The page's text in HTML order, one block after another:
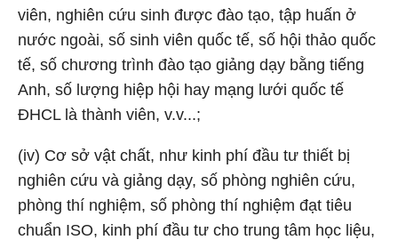
viên, nghiên cứu sinh được đào tạo, tập huấn ở
nước ngoài, số sinh viên quốc tế, số hội thảo quốc
tế, số chương trình đào tạo giảng dạy bằng tiếng
Anh, số lượng hiệp hội hay mạng lưới quốc tế
ĐHCL là thành viên, v.v...;
(iv) Cơ sở vật chất, như kinh phí đầu tư thiết bị
nghiên cứu và giảng dạy, số phòng nghiên cứu,
phòng thí nghiệm, số phòng thí nghiệm đạt tiêu
chuẩn ISO, kinh phí đầu tư cho trung tâm học liệu,